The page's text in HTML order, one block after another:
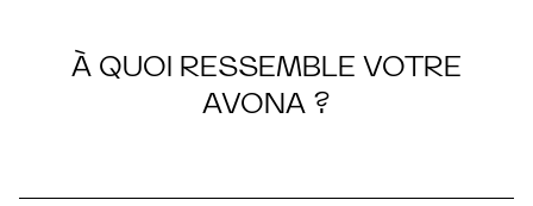
À QUOI RESSEMBLE VOTRE
AVONA ?